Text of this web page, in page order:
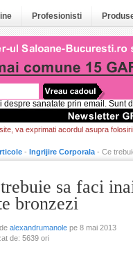
Profesionisti
despre sanatate prin email. Sunt
va exprimati acordul asupra
- Ingrijire Corporala - Ce
sa faci
bronzezi
alexandrumanole pe 8 mai 2013
de: 5639 ori